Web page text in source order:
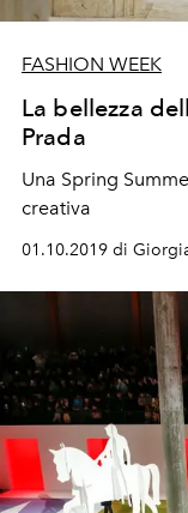
FASHION WEEK
La bellezza
Prada
Una Spring
creativa
01.10.2019 di